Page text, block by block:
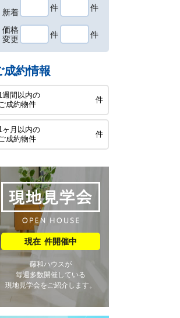
新着
件 件
価格
変更
件 件
成約情報
週間以内の
成約物件
件
ヶ月以内の
成約物件
件
件開催中
藤和ハウスが
毎週多数開催している
現地見学会をご紹介します。